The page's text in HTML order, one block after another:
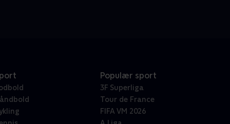
Populær sport
3F Superliga
Tour de France
FIFA VM 2026